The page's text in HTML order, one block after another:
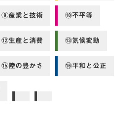
⑨産業と技術 ⑩不平等
⑫生産と消費 ⑬気候変動
⑮陸の豊かさ ⑯平和と公正